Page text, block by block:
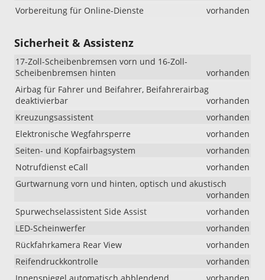
Vorbereitung für Online-Dienste
vorhanden
Sicherheit & Assistenz
17-Zoll-Scheibenbremsen vorn und 16-Zoll-
Scheibenbremsen hinten
vorhanden
Airbag für Fahrer und Beifahrer, Beifahrerairbag
deaktivierbar
vorhanden
Kreuzungsassistent
vorhanden
Elektronische Wegfahrsperre
vorhanden
Seiten- und Kopfairbagsystem
vorhanden
Notrufdienst eCall
vorhanden
Gurtwarnung vorn und hinten, optisch und akustisch
vorhanden
Spurwechselassistent Side Assist
vorhanden
LED-Scheinwerfer
vorhanden
Rückfahrkamera Rear View
vorhanden
Reifendruckkontrolle
vorhanden
Innenspiegel automatisch abblendend
vorhanden